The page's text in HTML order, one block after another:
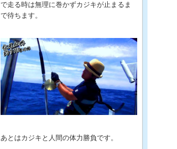
で走る時は無理に巻かずカジキが止まるま
で待ちます。
あとはカジキと人間の体力勝負です。